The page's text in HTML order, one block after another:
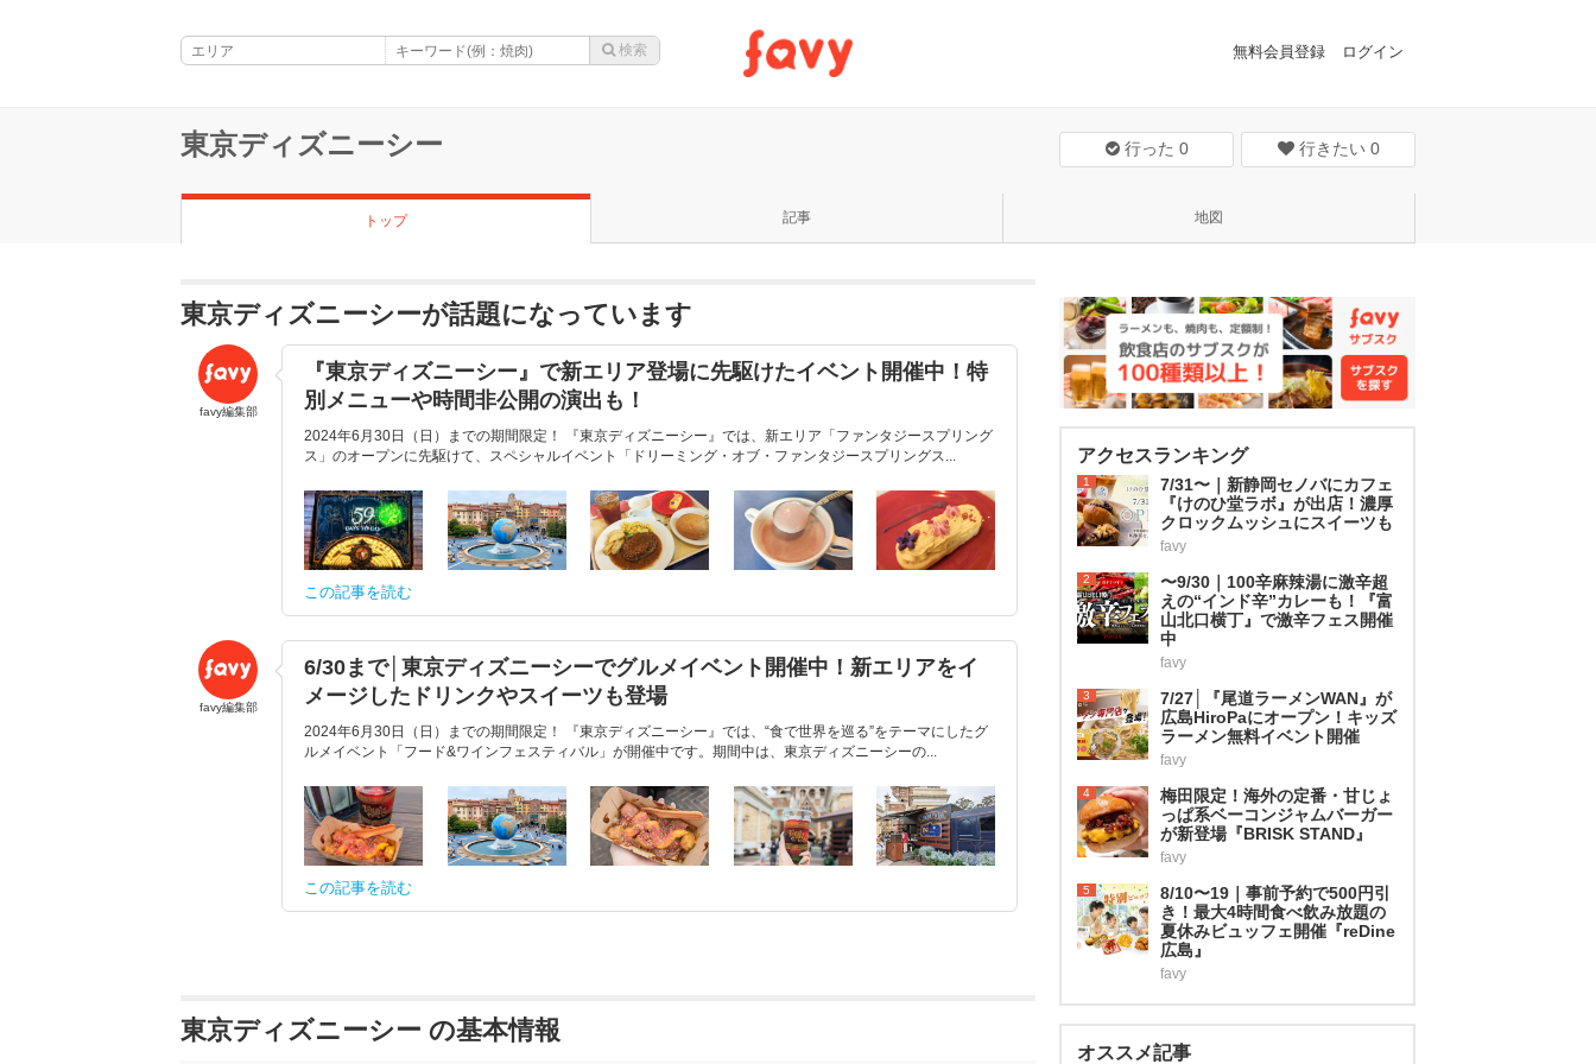
無料会員登録 ログイン
東京ディズニーシー 行った 0 行きたい 0
トップ 記事 地図
東京ディズニーシーが話題になっています
favy編集部
『東京ディズニーシー』で新エリア登場に先駆けたイベント開催中！特
別メニューや時間非公開の演出も！
2024年6月30日（日）までの期間限定！ 『東京ディズニーシー』では、新エリア「ファンタジースプリング
ス」のオープンに先駆けて、スペシャルイベント「ドリーミング・オブ・ファンタジースプリングス...
この記事を読む
favy編集部
6/30まで│東京ディズニーシーでグルメイベント開催中！新エリアをイ
メージしたドリンクやスイーツも登場
2024年6月30日（日）までの期間限定！ 『東京ディズニーシー』では、“食で世界を巡る”をテーマにしたグ
ルメイベント「フード&ワインフェスティバル」が開催中です。期間中は、東京ディズニーシーの...
この記事を読む
東京ディズニーシー の基本情報
アクセスランキング
1
7/31〜｜新静岡セノバにカフェ
『けのひ堂ラボ』が出店！濃厚
クロックムッシュにスイーツも
favy
2
〜9/30｜100辛麻辣湯に激辛超
えの“インド辛”カレーも！『富
山北口横丁』で激辛フェス開催
中
favy
3
7/27│『尾道ラーメンWAN』が
広島HiroPaにオープン！キッズ
ラーメン無料イベント開催
favy
4
梅田限定！海外の定番・甘じょ
っぱ系ベーコンジャムバーガー
が新登場『BRISK STAND』
favy
5
8/10〜19｜事前予約で500円引
き！最大4時間食べ飲み放題の
夏休みビュッフェ開催『reDine
広島』
favy
オススメ記事